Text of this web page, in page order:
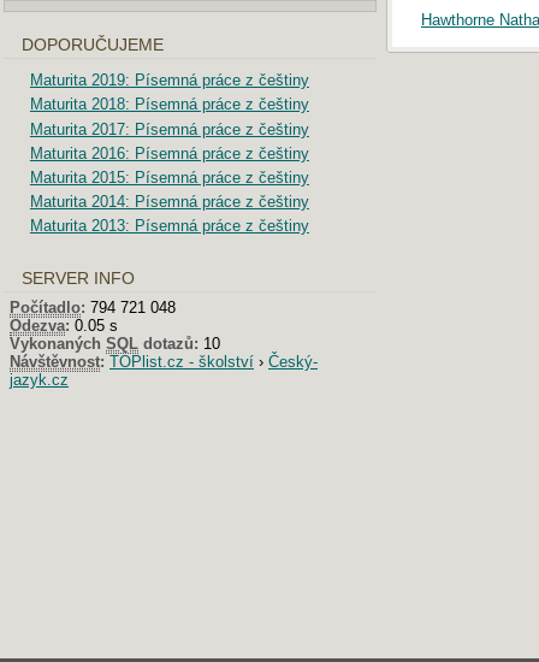
Hawthorne
DOPORUČUJEME
Maturita 2019: Písemná práce z češtiny
Maturita 2018: Písemná práce z češtiny
Maturita 2017: Písemná práce z češtiny
Maturita 2016: Písemná práce z češtiny
Maturita 2015: Písemná práce z češtiny
Maturita 2014: Písemná práce z češtiny
Maturita 2013: Písemná práce z češtiny
SERVER INFO
Počítadlo: 794 721 048
Odezva: 0.05 s
Vykonaných SQL dotazů: 10
Návštěvnost: TOPlist.cz - školství › Český-
jazyk.cz